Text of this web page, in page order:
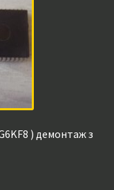
) демонтаж з